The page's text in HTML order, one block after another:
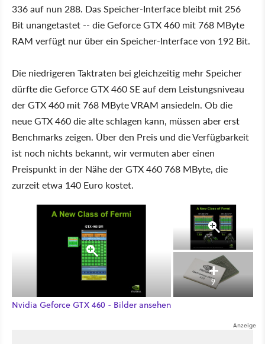
336 auf nun 288. Das Speicher-Interface bleibt mit 256
Bit unangetastet -- die Geforce GTX 460 mit 768 MByte
RAM verfügt nur über ein Speicher-Interface von 192 Bit.
Die niedrigeren Taktraten bei gleichzeitig mehr Speicher
dürfte die Geforce GTX 460 SE auf dem Leistungsniveau
der GTX 460 mit 768 MByte VRAM ansiedeln. Ob die
neue GTX 460 die alte schlagen kann, müssen aber erst
Benchmarks zeigen. Über den Preis und die Verfügbarkeit
ist noch nichts bekannt, wir vermuten aber einen
Preispunkt in der Nähe der GTX 460 768 MByte, die
zurzeit etwa 140 Euro kostet.
9
Nvidia Geforce GTX 460 - Bilder ansehen